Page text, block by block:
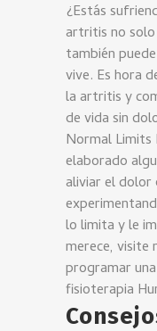
should
be
left
blank
¿Estás
artritis no solo
también
vive. Es hora
la artritis y
de vida sin
Normal Limits
elaborado
aliviar el dolor
lo limita y le
merece, visite
programar
fisioterapia